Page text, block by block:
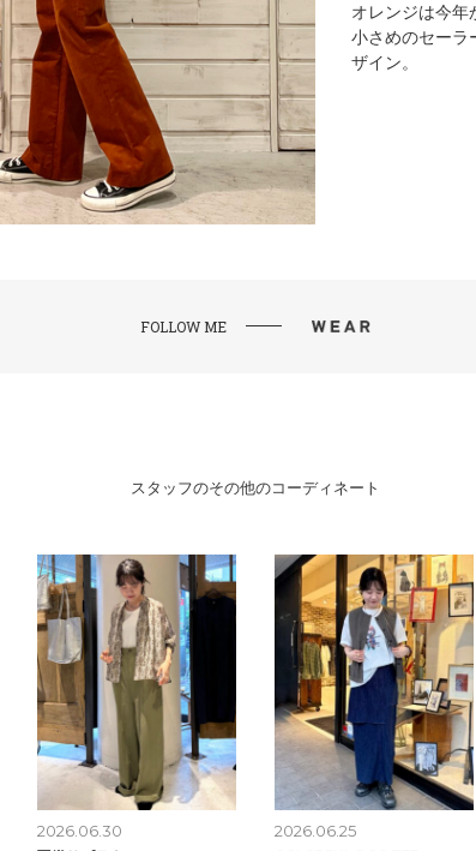
オレンジは今年
小さめのセーラ
ザイン。
FOLLOW ME
スタッフのその他のコーディネート
2026.06.30 2026.06.25